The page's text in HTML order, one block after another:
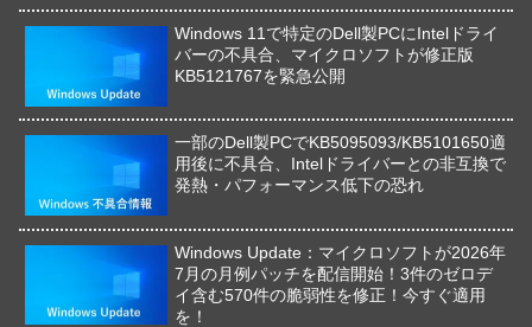
Windows 11で特定のDell製PCにIntelドライ
バーの不具合、マイクロソフトが修正版
KB5121767を緊急公開
一部のDell製PCでKB5095093/KB5101650適
用後に不具合、Intelドライバーとの非互換で
発熱・パフォーマンス低下の恐れ
Windows Update：マイクロソフトが2026年
7月の月例パッチを配信開始！3件のゼロデ
イ含む570件の脆弱性を修正！今すぐ適用
を！